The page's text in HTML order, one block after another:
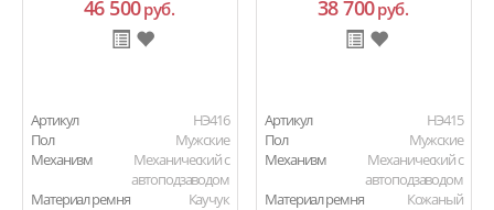
46 500руб.
Артикул
HЭ416
Пол
Мужские
Механизм
Механический с
автоподзаводом
Материал ремня
Каучук
38 700руб.
Артикул
HЭ415
Пол
Мужские
Механизм
Механический с
автоподзаводом
Материал ремня
Кожаный